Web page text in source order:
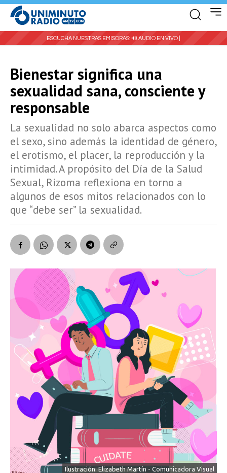
ESCUCHA NUESTRAS EMISORAS: 🔊 AUDIO EN VIVO |
Bienestar significa una
sexualidad sana, consciente y
responsable
La sexualidad no solo abarca aspectos como
el sexo, sino además la identidad de género,
el erotismo, el placer, la reproducción y la
intimidad. A propósito del Día de la Salud
Sexual, Rizoma reflexiona en torno a
algunos de esos mitos relacionados con lo
que “debe ser” la sexualidad.
Ilustración: Elizabeth Martín - Comunicadora Visual